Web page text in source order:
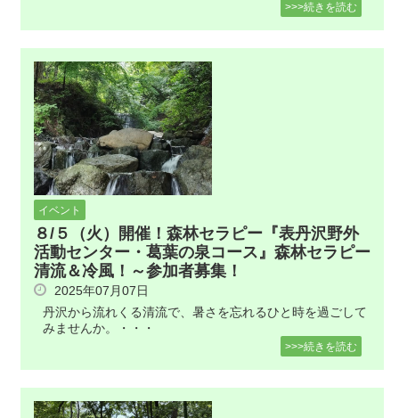
>>>続きを読む
イベント
８/５（火）開催！森林セラピー『表丹沢野外
活動センター・葛葉の泉コース』森林セラピー
清流＆冷風！～参加者募集！
2025年07月07日
丹沢から流れくる清流で、暑さを忘れるひと時を過ごして
みませんか。・・・
>>>続きを読む